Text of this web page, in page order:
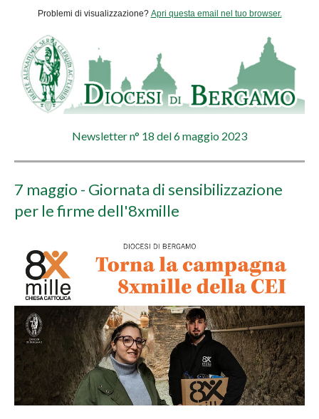
Problemi di visualizzazione? Apri questa email nel tuo browser.
Newsletter n° 18 del 6 maggio 2023
7 maggio - Giornata di sensibilizzazione
per le firme dell'8xmille